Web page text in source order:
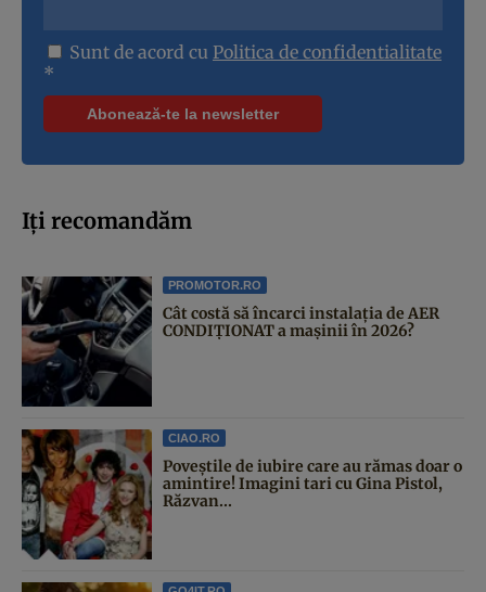
Sunt de acord cu Politica de confidentialitate
*
Iți recomandăm
PROMOTOR.RO
Cât costă să încarci instalația de AER
CONDIȚIONAT a mașinii în 2026?
CIAO.RO
Poveştile de iubire care au rămas doar o
amintire! Imagini tari cu Gina Pistol,
Răzvan...